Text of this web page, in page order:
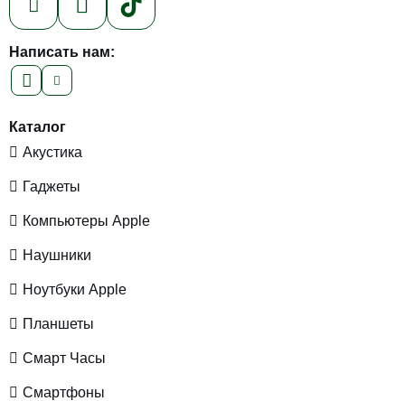
Написать нам:
Каталог
Акустика
Гаджеты
Компьютеры Apple
Наушники
Ноутбуки Apple
Планшеты
Смарт Часы
Смартфоны